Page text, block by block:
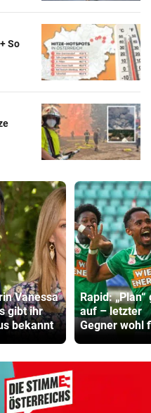
So
Vanessa
gibt ihr
bekannt
Rapid: „Plan“
auf – letzter
Gegner wohl